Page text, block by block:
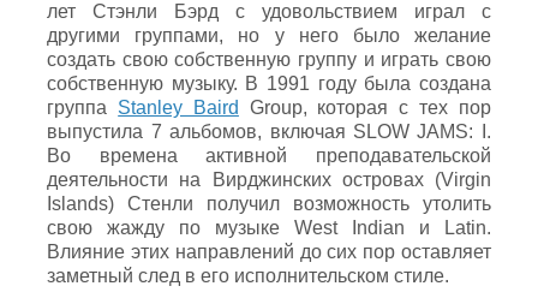
лет Стэнли Бэрд с удовольствием играл с
другими группами, но у него было желание
создать свою собственную группу и играть свою
собственную музыку. В 1991 году была создана
группа Stanley Baird
Group, которая с тех пор
выпустила 7 альбомов, включая SLOW JAMS: I.
Во времена активной преподавательской
деятельности на Вирджинских островах (Virgin
Islands) Стенли получил возможность утолить
свою жажду по музыке West Indian и Latin.
Влияние этих направлений до сих пор оставляет
заметный след в его исполнительском стиле.